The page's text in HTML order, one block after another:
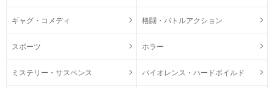
ギャグ・コメディ 格闘・バトルアクション
スポーツ ホラー
ミステリー・サスペンス バイオレンス・ハードボイルド